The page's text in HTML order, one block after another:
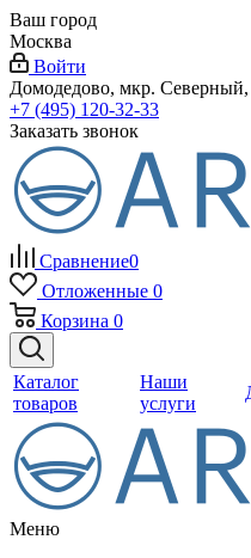
Ваш город
Москва
Войти
Домодедово, мкр.
+7 (495) 120-32-33
Заказать звонок
Сравнение0
Отложенные 0
Корзина 0
Каталог
товаров
Наши
услуги
Меню